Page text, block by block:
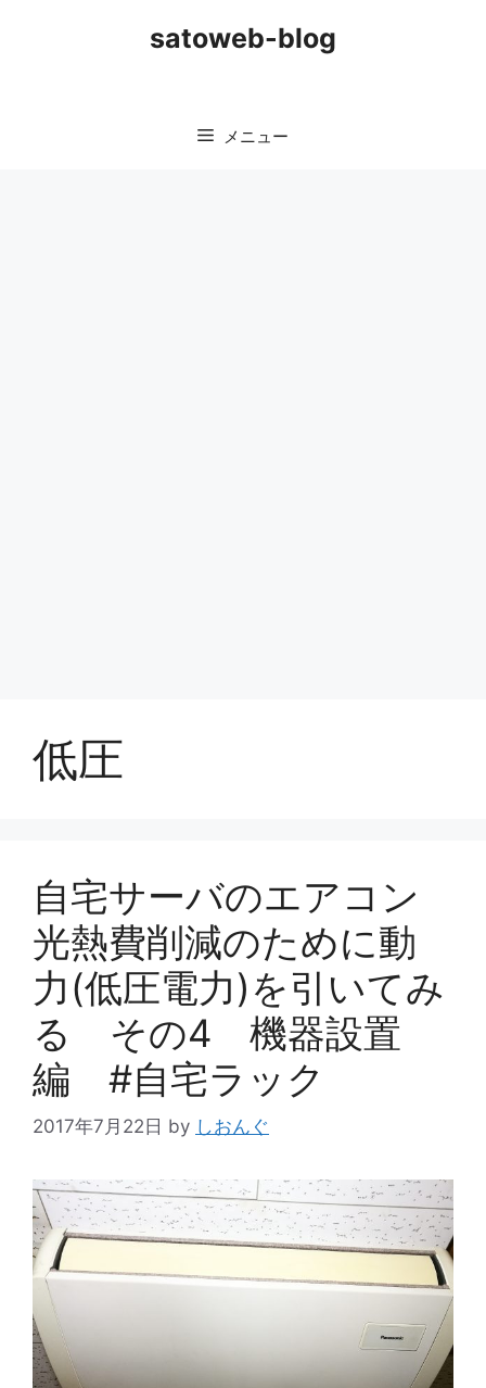
satoweb-blog
メニュー
低圧
自宅サーバのエアコン
光熱費削減のために動
力(低圧電力)を引いてみ
る その4 機器設置
編 #自宅ラック
2017年7月22日 by しおんぐ